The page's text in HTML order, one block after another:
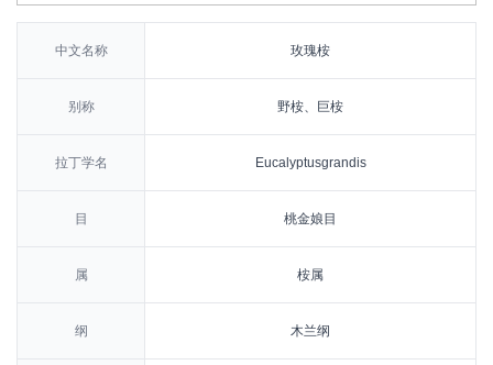
中文名称 玫瑰桉
别称 野桉、巨桉
拉丁学名 Eucalyptusgrandis
目 桃金娘目
属 桉属
纲 木兰纲